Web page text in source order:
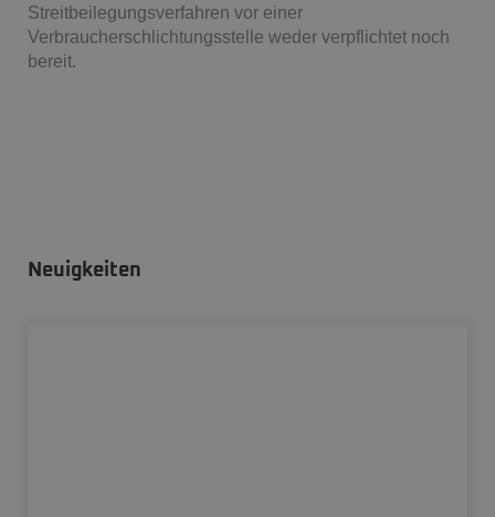
Streitbeilegungsverfahren vor einer
Verbraucherschlichtungsstelle weder verpflichtet noch
bereit.
Neuigkeiten